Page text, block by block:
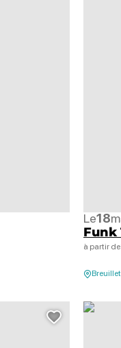
Funk
à partir de
Le18
Breuillet
Ajouter
Stand